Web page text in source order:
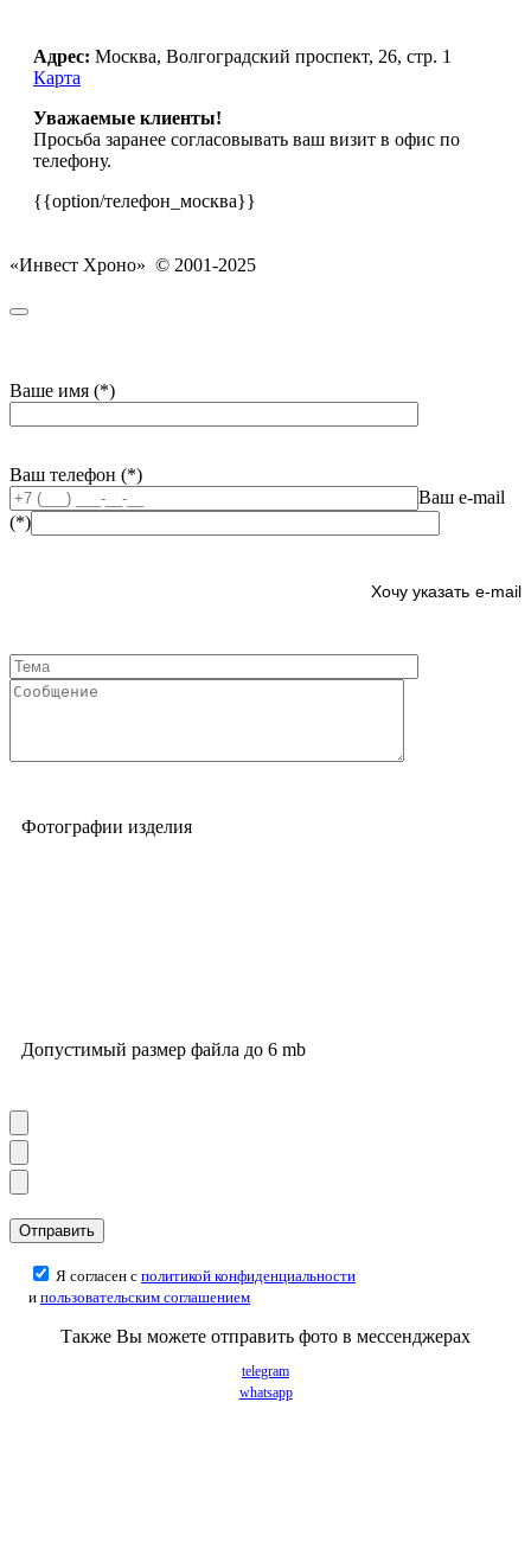
Адрес: Москва, Волгоградский проспект, 26, стр. 1
Карта
Уважаемые клиенты!
Просьба заранее согласовывать ваш визит в офис по
телефону.
{{option/телефон_москва}}
«Инвест Хроно» © 2001-2025
Ваше имя (*)
Ваш телефон (*)
Ваш e-mail
(*)
e-mail
Фотографии изделия
Допустимый размер файла до 6 mb
Я согласен с политикой конфиденциальности
и пользовательским соглашением
Также Вы можете отправить фото в мессенджерах
telegram
whatsapp